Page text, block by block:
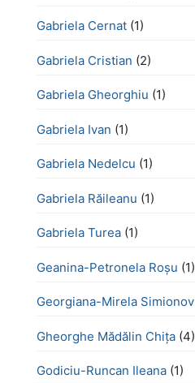
Gabriela Cernat (1)
Gabriela Cristian (2)
Gabriela Gheorghiu (1)
Gabriela Ivan (1)
Gabriela Nedelcu (1)
Gabriela Răileanu (1)
Gabriela Turea (1)
Geanina-Petronela Roșu (1)
Georgiana-Mirela Simionov
Gheorghe Mădălin Chiţa (4)
Godiciu-Runcan Ileana (1)